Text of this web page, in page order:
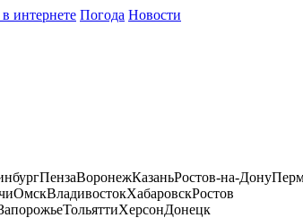
интернете Погода Новости
ПензаВоронежКазаньРостов-на-Дону
ОмскВладивостокХабаровскРостов
ТольяттиХерсонДонецк